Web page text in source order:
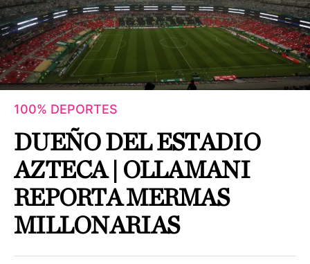
100% DEPORTES
DUEÑO DEL ESTADIO
AZTECA | OLLAMANI
REPORTA MERMAS
MILLONARIAS